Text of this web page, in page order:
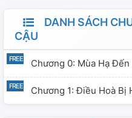
DANH SÁCH
CẬU
Chương 0: Mùa Hạ Đến
Chương 1: Điều Hoà Bị